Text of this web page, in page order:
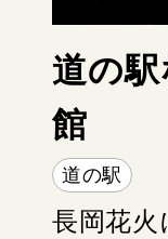
備考：
道の
館
道の駅
長岡花